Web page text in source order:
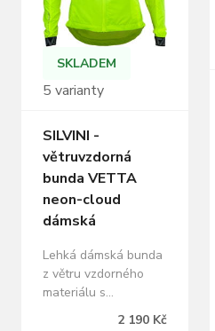
Odepínací rukávy
Dlouhý hlavní zip
Dvě…
SKLADEM
5 varianty
SILVINI -
větruvzdorná
bunda VETTA
neon-cloud
dámská
Lehká dámská bunda
z větru vzdorného
materiálu s
odepínacími rukávy.
2 190 Kč